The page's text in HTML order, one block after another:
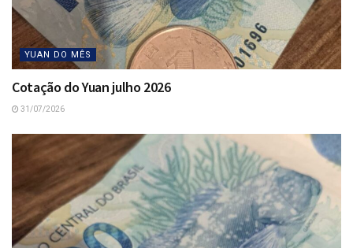
YUAN DO MÊS
Cotação do Yuan julho 2026
31/07/2026